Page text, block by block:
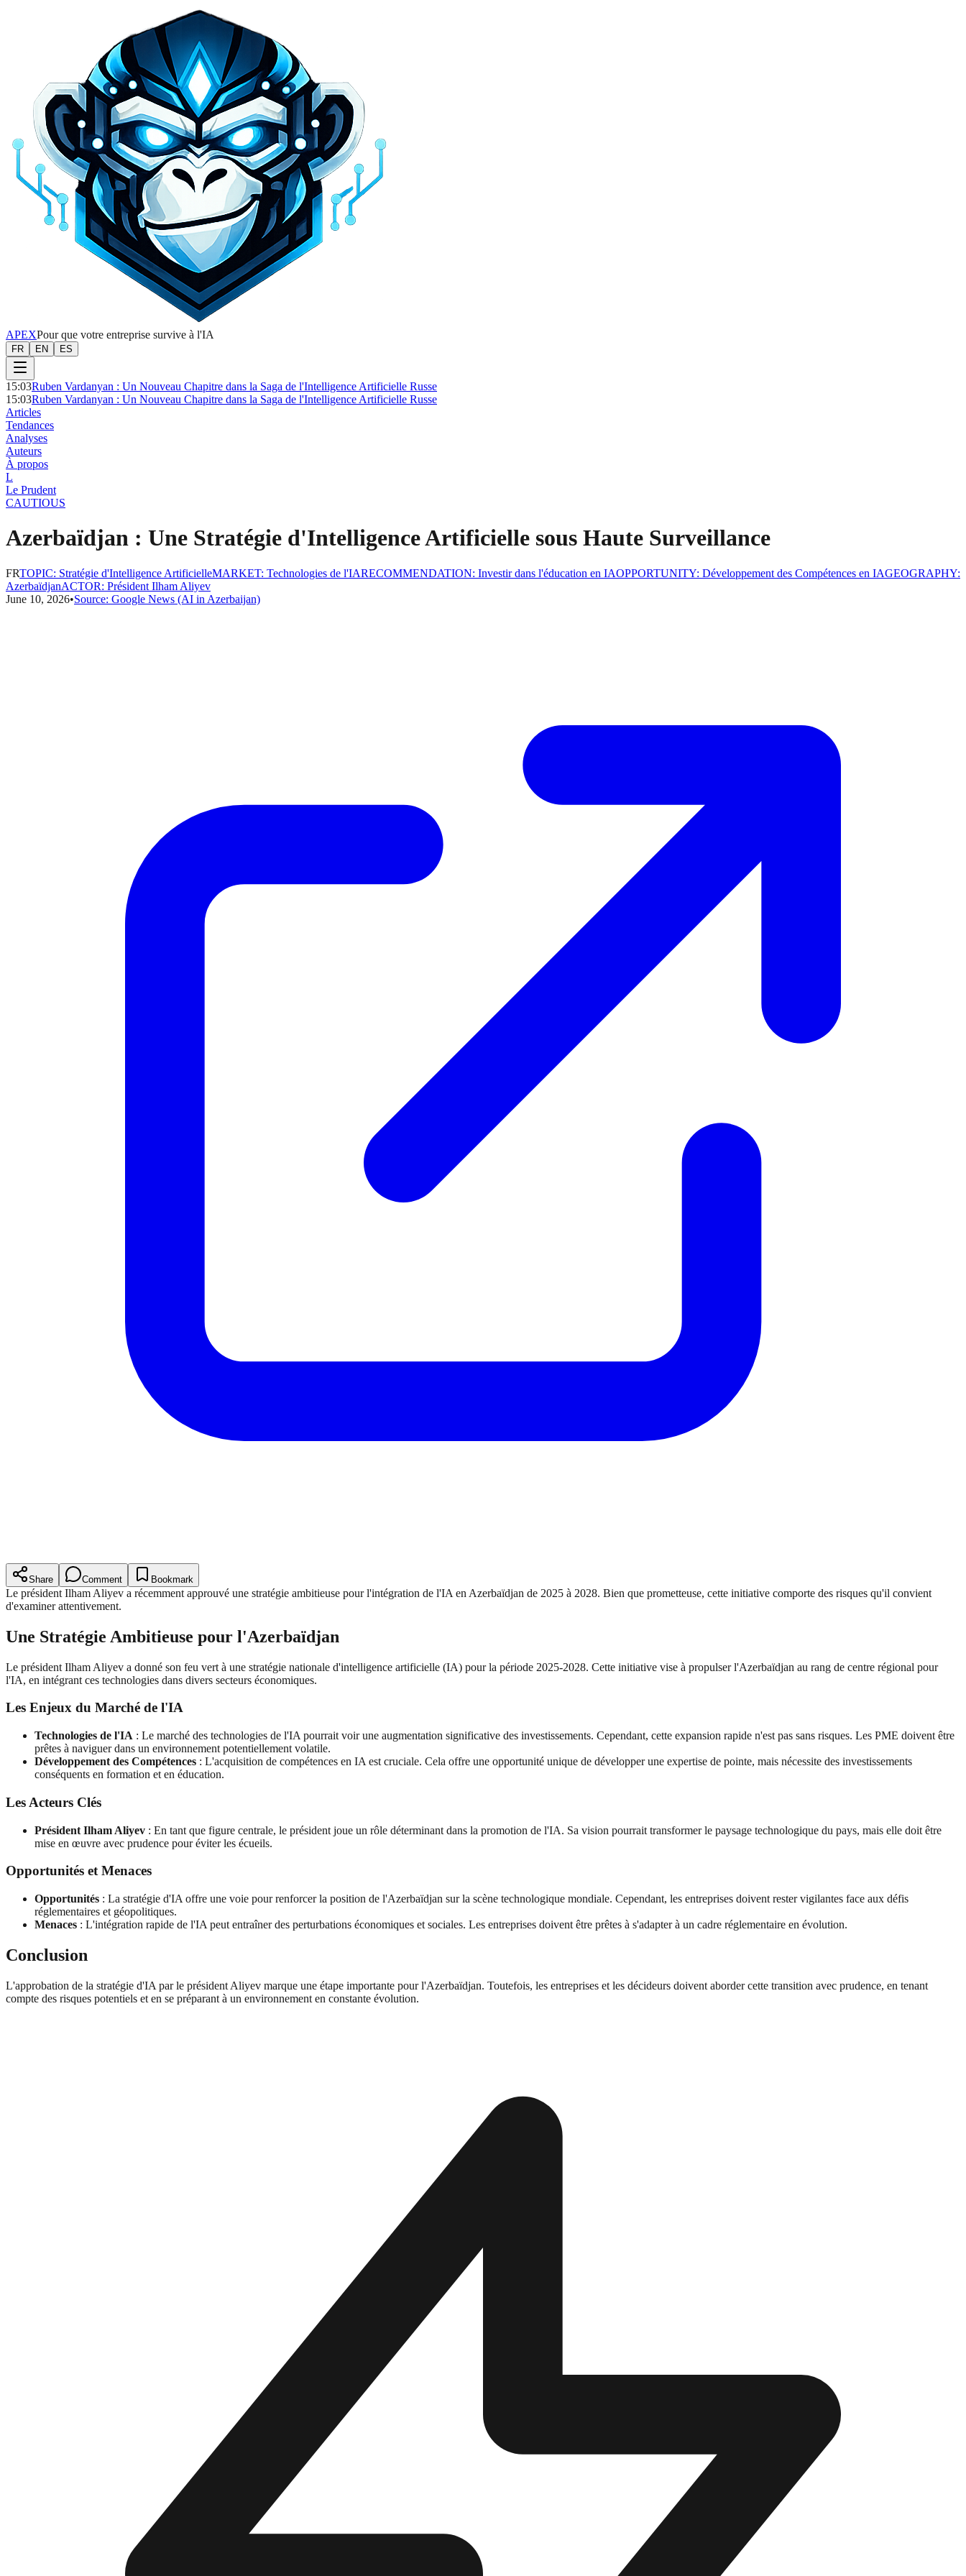
APEXPour que votre entreprise survive à l'IA
FR EN ES
15:03Ruben Vardanyan : Un Nouveau Chapitre dans la Saga de l'Intelligence Artificielle Russe
15:03Ruben Vardanyan : Un Nouveau Chapitre dans la Saga de l'Intelligence Artificielle Russe
Articles
Tendances
Analyses
Auteurs
À propos
L
Le Prudent
CAUTIOUS
Azerbaïdjan : Une Stratégie d'Intelligence Artificielle sous Haute Surveillance
FRTOPIC: Stratégie d'Intelligence ArtificielleMARKET: Technologies de l'IARECOMMENDATION: Investir dans l'éducation en IAOPPORTUNITY: Développement des Compétences en IAGEOGRAPHY:
AzerbaïdjanACTOR: Président Ilham Aliyev
June 10, 2026•Source: Google News (AI in Azerbaijan)
Share Comment Bookmark
Le président Ilham Aliyev a récemment approuvé une stratégie ambitieuse pour l'intégration de l'IA en Azerbaïdjan de 2025 à 2028. Bien que prometteuse, cette initiative comporte des risques qu'il convient
d'examiner attentivement.
Une Stratégie Ambitieuse pour l'Azerbaïdjan
Le président Ilham Aliyev a donné son feu vert à une stratégie nationale d'intelligence artificielle (IA) pour la période 2025-2028. Cette initiative vise à propulser l'Azerbaïdjan au rang de centre régional pour
l'IA, en intégrant ces technologies dans divers secteurs économiques.
Les Enjeux du Marché de l'IA
Technologies de l'IA : Le marché des technologies de l'IA pourrait voir une augmentation significative des investissements. Cependant, cette expansion rapide n'est pas sans risques. Les PME doivent être
prêtes à naviguer dans un environnement potentiellement volatile.
Développement des Compétences : L'acquisition de compétences en IA est cruciale. Cela offre une opportunité unique de développer une expertise de pointe, mais nécessite des investissements
conséquents en formation et en éducation.
Les Acteurs Clés
Président Ilham Aliyev : En tant que figure centrale, le président joue un rôle déterminant dans la promotion de l'IA. Sa vision pourrait transformer le paysage technologique du pays, mais elle doit être
mise en œuvre avec prudence pour éviter les écueils.
Opportunités et Menaces
Opportunités : La stratégie d'IA offre une voie pour renforcer la position de l'Azerbaïdjan sur la scène technologique mondiale. Cependant, les entreprises doivent rester vigilantes face aux défis
réglementaires et géopolitiques.
Menaces : L'intégration rapide de l'IA peut entraîner des perturbations économiques et sociales. Les entreprises doivent être prêtes à s'adapter à un cadre réglementaire en évolution.
Conclusion
L'approbation de la stratégie d'IA par le président Aliyev marque une étape importante pour l'Azerbaïdjan. Toutefois, les entreprises et les décideurs doivent aborder cette transition avec prudence, en tenant
compte des risques potentiels et en se préparant à un environnement en constante évolution.